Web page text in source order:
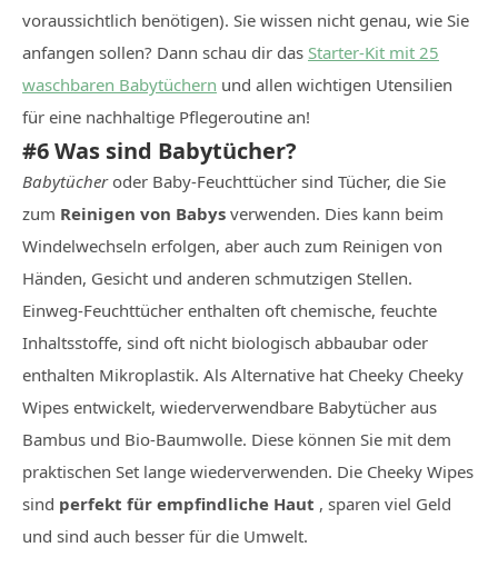
voraussichtlich benötigen). Sie wissen nicht genau, wie Sie
anfangen sollen? Dann schau dir das Starter-Kit mit 25
waschbaren Babytüchern und allen wichtigen Utensilien
für eine nachhaltige Pflegeroutine an!
#6 Was sind Babytücher?
Babytücheroder Baby-Feuchttücher sind Tücher, die Sie
zum Reinigen von Babys verwenden. Dies kann beim
Windelwechseln erfolgen, aber auch zum Reinigen von
Händen, Gesicht und anderen schmutzigen Stellen.
Einweg-Feuchttücher enthalten oft chemische, feuchte
Inhaltsstoffe, sind oft nicht biologisch abbaubar oder
enthalten Mikroplastik. Als Alternative hat Cheeky Cheeky
Wipes entwickelt, wiederverwendbare Babytücher aus
Bambus und Bio-Baumwolle. Diese können Sie mit dem
praktischen Set lange wiederverwenden. Die Cheeky Wipes
sind perfekt für empfindliche Haut , sparen viel Geld
und sind auch besser für die Umwelt.